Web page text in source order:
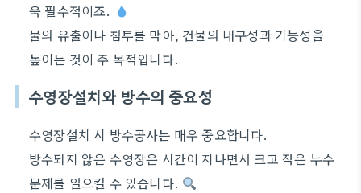
욱 필수적이죠.
물의 유출이나 침투를 막아, 건물의 내구성과 기능성을
높이는 것이 주 목적입니다.
수영장설치와 방수의 중요성
수영장설치 시 방수공사는 매우 중요합니다.
방수되지 않은 수영장은 시간이 지나면서 크고 작은 누수
문제를 일으킬 수 있습니다.